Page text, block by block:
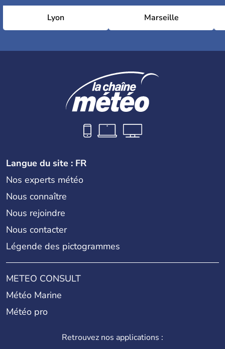
Lyon Marseille
Langue du site : FR
Nos experts météo
Nous connaître
Nous rejoindre
Nous contacter
Légende des pictogrammes
METEO CONSULT
Météo Marine
Météo pro
Retrouvez nos applications :